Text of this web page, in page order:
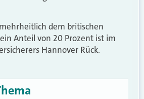
dem britischen
Anteil von 20 Prozent ist im
Hannover Rück.